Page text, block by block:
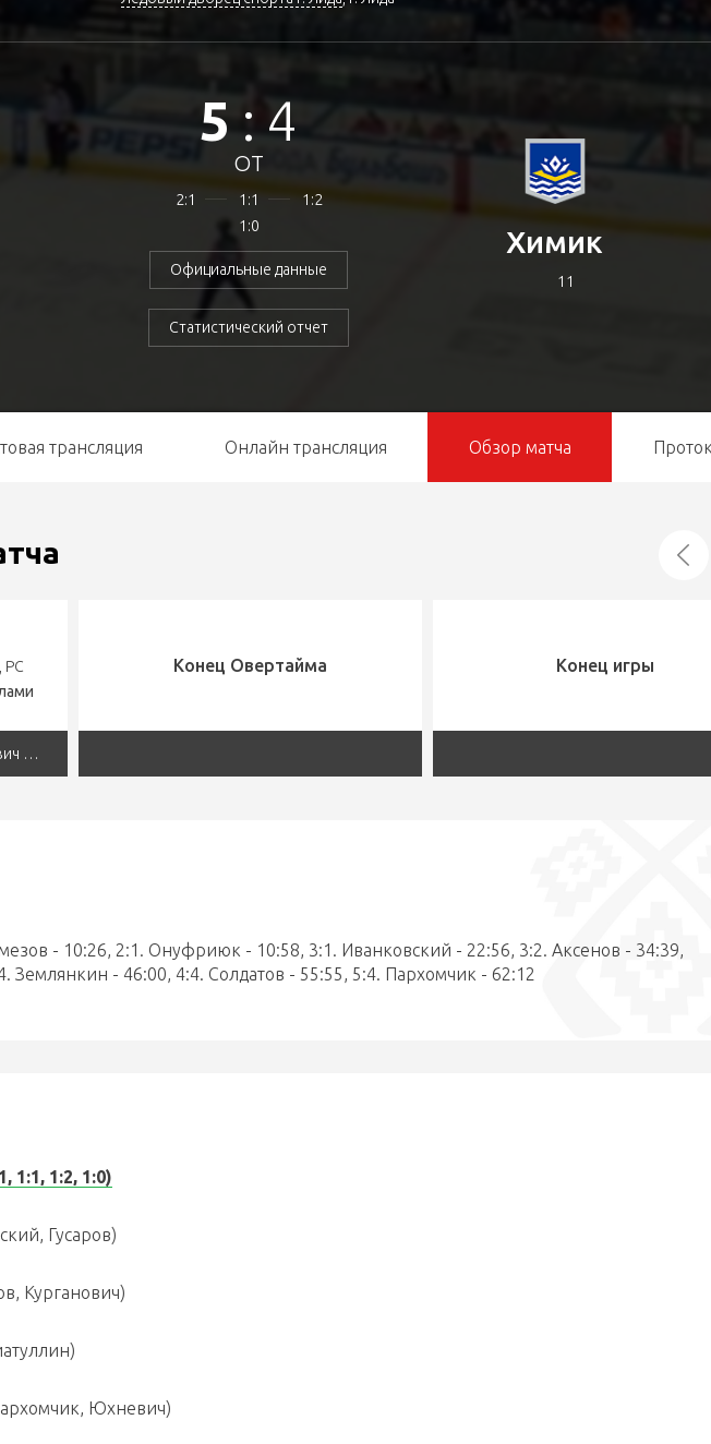
5 : 4
ОТ
2:1 1:1
1:2
1:0
Официальные данные
Статистический отчет
Химик
11
трансляция Онлайн трансляция Обзор матча
, РС
12 Герасимов Станислав, 8 Макаревич Александр
Конец Овертайма Конец игры
- 10:26, 2:1. Онуфриюк - 10:58, 3:1. Иванковский - 22:56, 3:2. Аксенов - 34:39,
Землянкин - 46:00, 4:4. Солдатов - 55:55, 5:4. Пархомчик - 62:12
1:1, 1:2, 1:0)
Гусаров)
Курганович)
Юхневич)